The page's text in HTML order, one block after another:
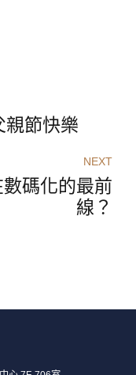
親節快樂
NEXT
碼化的最前
線？